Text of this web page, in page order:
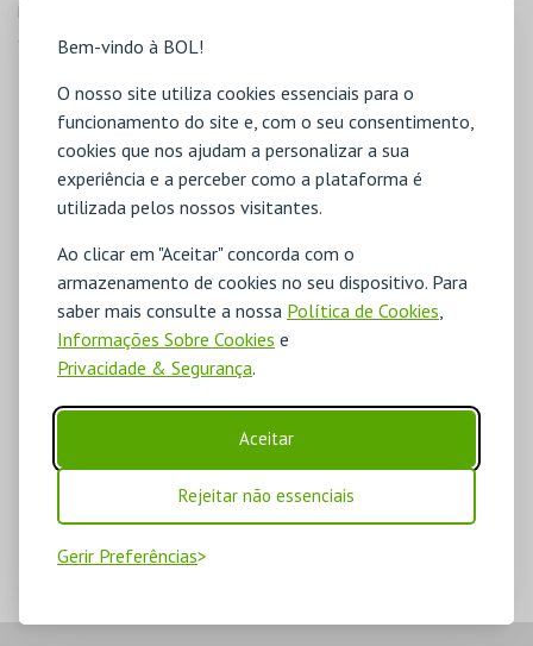
Bem-vindo à BOL!
O nosso site utiliza cookies essenciais para o
funcionamento do site e, com o seu consentimento,
cookies que nos ajudam a personalizar a sua
experiência e a perceber como a plataforma é
utilizada pelos nossos visitantes.
Ao clicar em "Aceitar" concorda com o
armazenamento de cookies no seu dispositivo. Para
saber mais consulte a nossa Política de Cookies
Informações Sobre Cookies e
Privacidade & Segurança.
Aceitar
Rejeitar não essenciais
Gerir Preferências
Bairro dos Eucaliptos, Rua das Flores, nº283
2785-289 São Domingos de Rana